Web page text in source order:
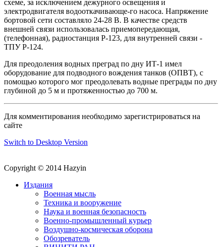
схеме, за исключением дежурного освещения и
электродвигателя водооткачивающе-го насоса. Напряжение
бортовой сети составляло 24-28 В. В качестве средств
внешней связи использовалась приемопередающая,
(телефонная), радиостанция Р-123, для внутренней связи -
ТПУ Р-124.
Для преодоления водных преград по дну ИТ-1 имел
оборудование для подводного вождения танков (ОПВТ), с
помощью которого мог преодолевать водные преграды по дну
глубиной до 5 м и протяженностью до 700 м.
Для комментирования необходимо зарегистрироваться на
сайте
Switch to Desktop Version
Copyright © 2014 Hazyin
Издания
Военная мысль
Техника и вооружение
Наука и военная безопасность
Военно-промышленный курьер
Воздушно-космическая оборона
Обозреватель